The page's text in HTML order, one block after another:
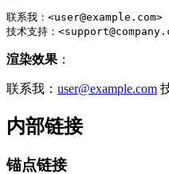
联系我：<user@example.com>
技术支持：<
渲染效果 ：
联系我： user@example.com
内部链接
锚点链接